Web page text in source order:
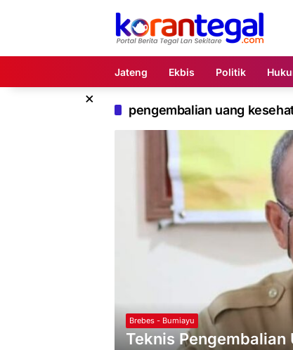
Jateng Ekbis Politik
×
pengembalian uang
Brebes - Bumiayu
Teknis Pengembalian